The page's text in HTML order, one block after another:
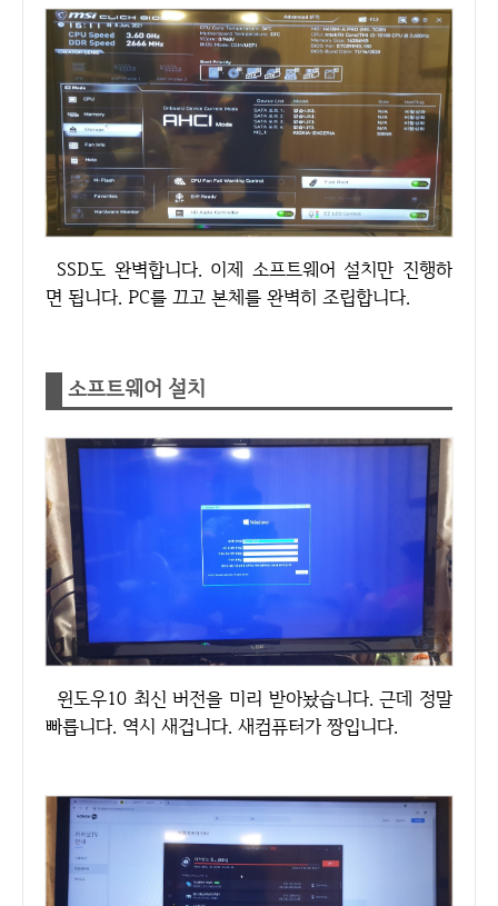
SSD도 완벽합니다. 이제 소프트웨어 설치만 진행하
면 됩니다. PC를 끄고 본체를 완벽히 조립합니다.
소프트웨어 설치
윈도우10 최신 버전을 미리 받아놨습니다. 근데 정말
빠릅니다. 역시 새겁니다. 새컴퓨터가 짱입니다.